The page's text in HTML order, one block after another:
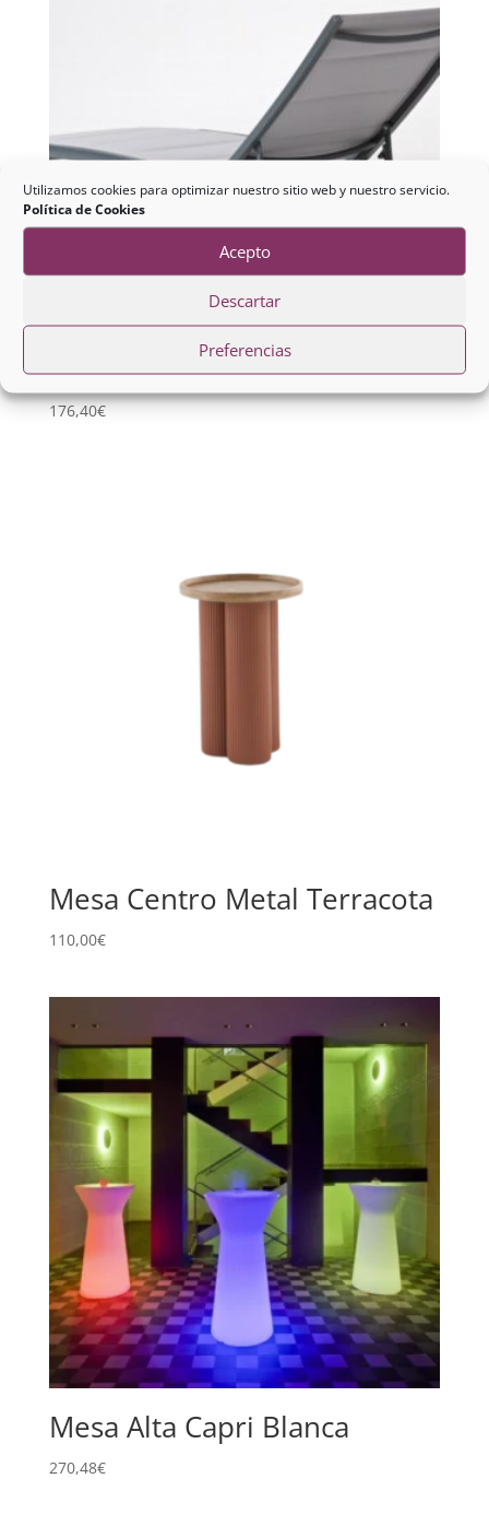
Utilizamos cookies para optimizar nuestro sitio web y nuestro servicio.
Política de Cookies
Acepto
Descartar
Preferencias
Tumbona Roche Antracita
176,40€
Mesa Centro Metal Terracota
110,00€
Mesa Alta Capri Blanca
270,48€